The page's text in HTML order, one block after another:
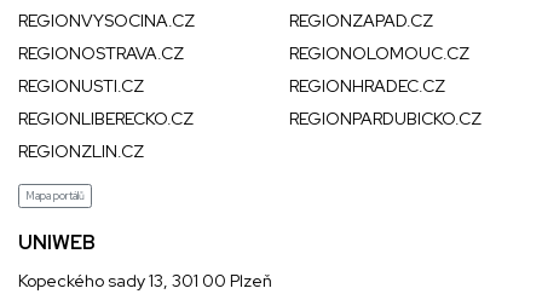
REGIONVYSOCINA.CZ
REGIONZAPAD.CZ
REGIONOSTRAVA.CZ
REGIONOLOMOUC.CZ
REGIONUSTI.CZ
REGIONHRADEC.CZ
REGIONLIBERECKO.CZ
REGIONPARDUBICKO.CZ
REGIONZLIN.CZ
Mapa portálů
UNIWEB
Kopeckého sady 13, 301 00 Plzeň